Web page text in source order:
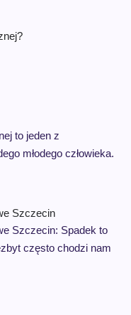
to jeden z
młodego człowieka.
Szczecin
Szczecin: Spadek to
często chodzi nam